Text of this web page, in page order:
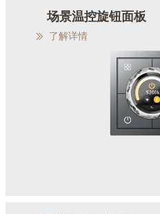
ꅀ 了解详情
场景温控旋钮面板